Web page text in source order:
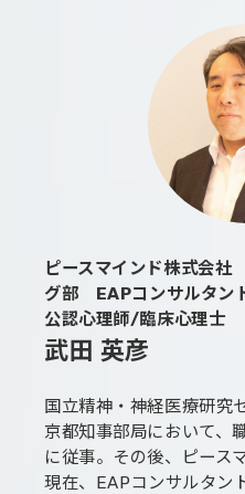
ピースマインド株式会
グ部 EAPコンサルタン
公認心理師/臨床心理士
武田 英彦
国立精神・神経医療研究
京都知事部局において、
に従事。その後、ピース
現在、EAPコンサルタン